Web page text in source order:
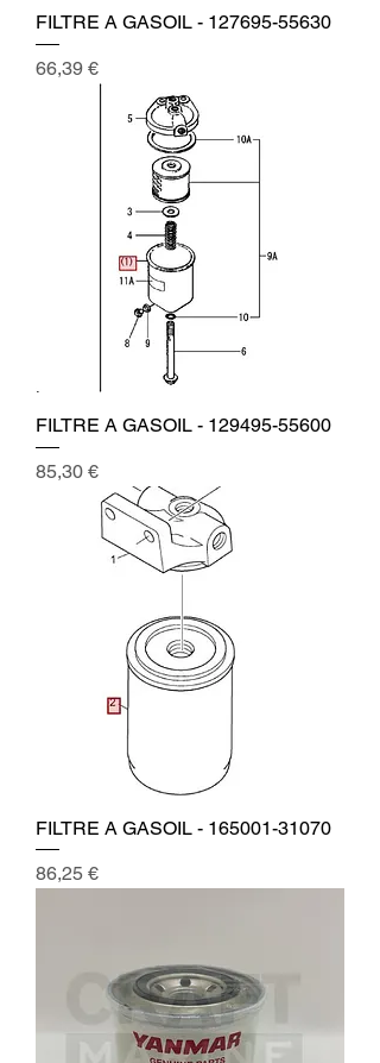
FILTRE A GASOIL - 127695-55630
Prix
66,39 €
FILTRE A GASOIL - 129495-55600
Prix
85,30 €
FILTRE A GASOIL - 165001-31070
Prix
86,25 €